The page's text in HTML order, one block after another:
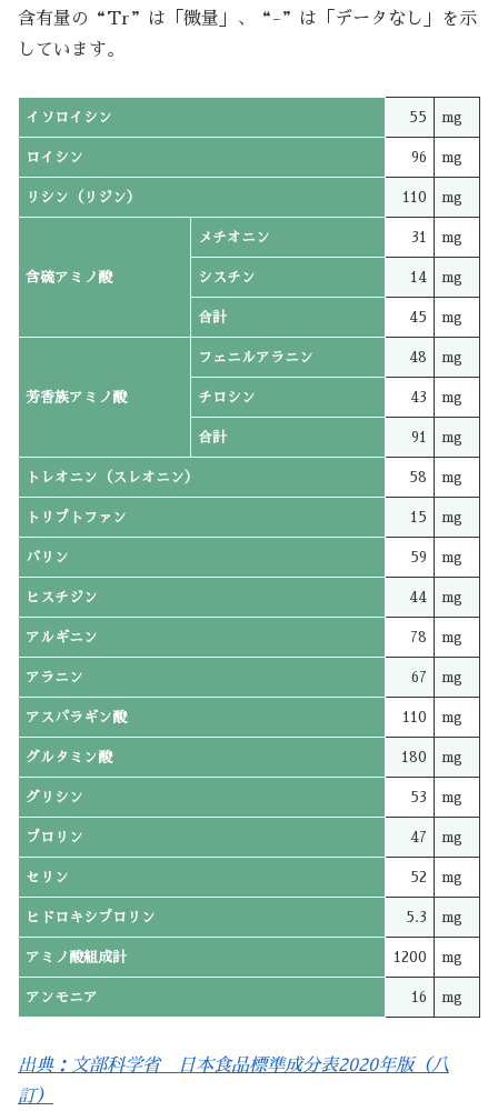
含有量の“Tr”は「微量」、“-”は「データなし」を示
しています。
イソロイシン 55 mg
ロイシン 96 mg
リシン（リジン） 110 mg
含硫アミノ酸
メチオニン 31 mg
シスチン 14 mg
合計 45 mg
芳香族アミノ酸
フェニルアラニン 48 mg
チロシン 43 mg
合計 91 mg
トレオニン（スレオニン） 58 mg
トリプトファン 15 mg
バリン 59 mg
ヒスチジン 44 mg
アルギニン 78 mg
アラニン 67 mg
アスパラギン酸 110 mg
グルタミン酸 180 mg
グリシン 53 mg
プロリン 47 mg
セリン 52 mg
ヒドロキシプロリン 5.3 mg
アミノ酸組成計 1200 mg
アンモニア 16 mg
出典：文部科学省 日本食品標準成分表2020年版（八
訂）